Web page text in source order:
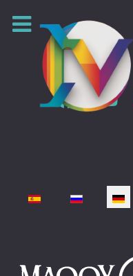
Sprache auswählen